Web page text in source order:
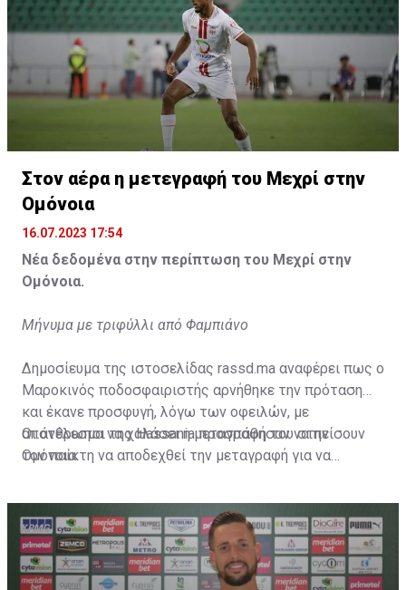
Στον αέρα η μετεγραφή του Μεχρί στην
Ομόνοια
16.07.2023 17:54
Νέα δεδομένα στην περίπτωση του Μεχρί στην
Ομόνοια.
Μήνυμα με τριφύλλι από Φαμπιάνο
Δημοσίευμα της ιστοσελίδας rassd.ma αναφέρει πως ο
Μαροκινός ποδοσφαιριστής αρνήθηκε την πρόταση
και έκανε προσφυγή, λόγω των οφειλών, με
αποτέλεσμα να χαλάσει η μεταγραφή του στην
Ομόνοια.
Οι άνθρωποι της Hassania προσπάθησαν να πείσουν
τον παίκτη να αποδεχθεί την μεταγραφή για να
να λύσει το συμβόλαιό του, ώστε να μετακομίσει
ελεύθερα σε οποιαδήποτε νέα ομάδα το τρέχον
καλοκαίρι.